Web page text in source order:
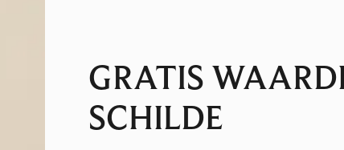
GRATIS
SCHILDE